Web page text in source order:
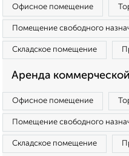
Офисное помещение
Помещение свободного
Складское помещение
Аренда
Офисное помещение
Помещение свободного
Складское помещение